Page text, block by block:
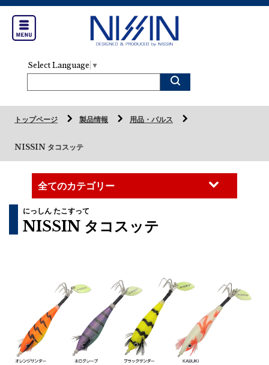
Select Language ▼
トップページ 製品情報 用品・パルス
NISSIN タコスッテ
にっしん たこすって
NISSIN タコスッテ